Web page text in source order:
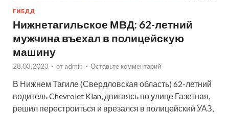
ГИБДД
Нижнетагильское МВД: 62-летний
мужчина въехал в полицейскую
машину
28.03.2023 - от admin - Оставьте комментарий
В Нижнем Тагиле (Свердловская область) 62-летний
водитель Chevrolet Klan, двигаясь по улице Газетная,
решил перестроиться и врезался в полицейский УАЗ,